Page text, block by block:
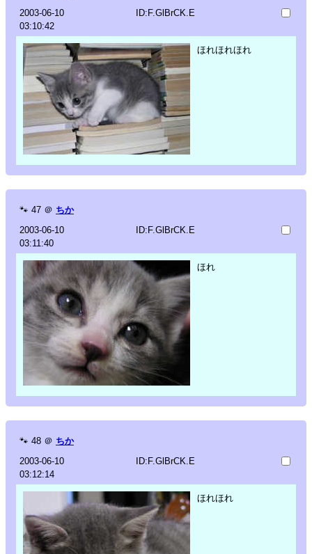
2003-06-10
03:10:42
ID:F.GlBrCK.E
ほれほれほれ
🐾 47 ＠ ちか
2003-06-10
03:11:40
ID:F.GlBrCK.E
ほれ
🐾 48 ＠ ちか
2003-06-10
03:12:14
ID:F.GlBrCK.E
ほれほれ